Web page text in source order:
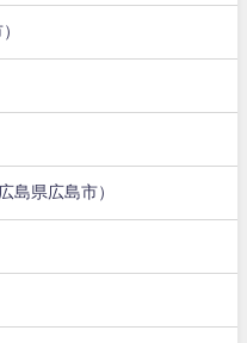
島県広島市）